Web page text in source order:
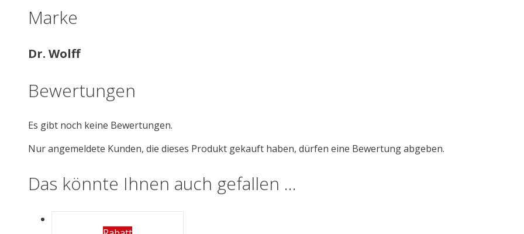
Marke
Dr. Wolff
Bewertungen
Es gibt noch keine Bewertungen.
Nur angemeldete Kunden, die dieses Produkt gekauft haben, dürfen eine Bewertung abgeben.
Das könnte Ihnen auch gefallen …